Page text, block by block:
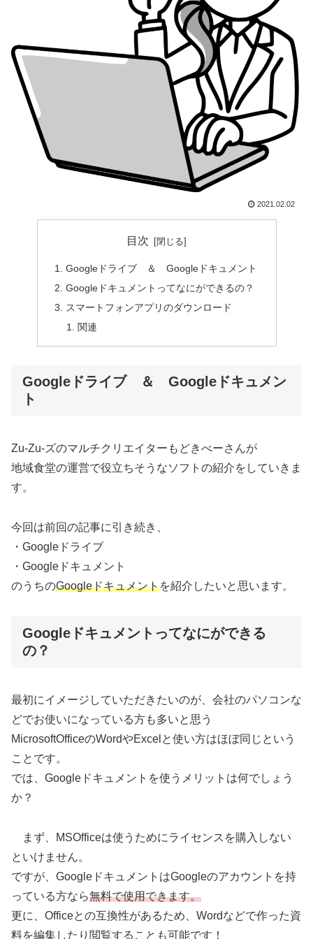
2021.02.02
目次
Googleドライブ ＆ Googleドキュメント
Googleドキュメントってなにができるの？
スマートフォンアプリのダウンロード
関連
Googleドライブ ＆ Googleドキュメン
ト
Zu-Zu-ズのマルチクリエイターもどきべーさんが
地域食堂の運営で役立ちそうなソフトの紹介をしていきま
す。
今回は前回の記事に引き続き、
・Googleドライブ
・Googleドキュメント
のうちのGoogleドキュメントを紹介したいと思います。
Googleドキュメントってなにができる
の？
最初にイメージしていただきたいのが、会社のパソコンな
どでお使いになっている方も多いと思う
MicrosoftOfficeのWordやExcelと使い方はほぼ同じという
ことです。
では、Googleドキュメントを使うメリットは何でしょう
か？
まず、MSOfficeは使うためにライセンスを購入しない
といけません。
ですが、GoogleドキュメントはGoogleのアカウントを持
っている方なら無料で使用できます。
更に、Officeとの互換性があるため、Wordなどで作った資
料を編集したり閲覧することも可能です！